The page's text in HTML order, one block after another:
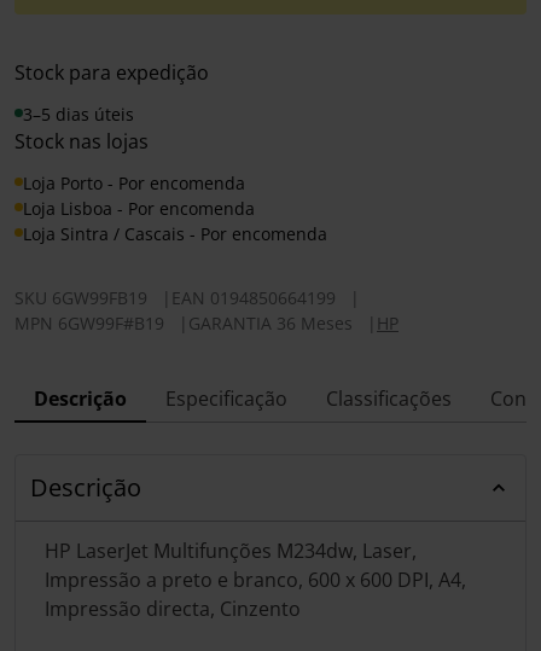
Stock para expedição
3–5 dias úteis
Stock nas lojas
Loja Porto - Por encomenda
Loja Lisboa - Por encomenda
Loja Sintra / Cascais - Por encomenda
SKU 6GW99FB19 EAN 0194850664199
MPN 6GW99F#B19 GARANTIA 36 Meses HP
Descrição Especificação Classificações
Descrição
HP LaserJet Multifunções M234dw, Laser,
Impressão a preto e branco, 600 x 600 DPI, A4,
Impressão directa, Cinzento